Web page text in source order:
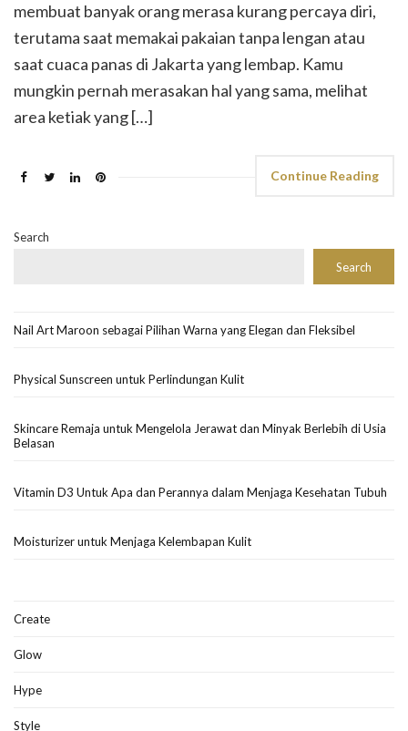
membuat banyak orang merasa kurang percaya diri,
terutama saat memakai pakaian tanpa lengan atau
saat cuaca panas di Jakarta yang lembap. Kamu
mungkin pernah merasakan hal yang sama, melihat
area ketiak yang […]
Continue Reading
Search
Search
Nail Art Maroon sebagai Pilihan Warna yang Elegan dan Fleksibel
Physical Sunscreen untuk Perlindungan Kulit
Skincare Remaja untuk Mengelola Jerawat dan Minyak Berlebih di Usia
Belasan
Vitamin D3 Untuk Apa dan Perannya dalam Menjaga Kesehatan Tubuh
Moisturizer untuk Menjaga Kelembapan Kulit
Create
Glow
Hype
Style